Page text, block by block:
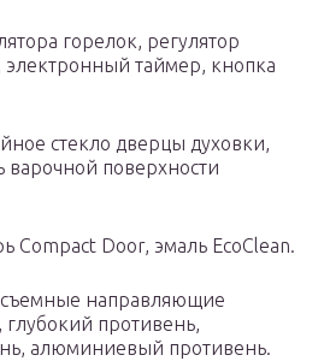
горелок, регулятор
электронный таймер, кнопка
стекло дверцы духовки,
варочной поверхности
Door, эмаль EcoClean.
направляющие
противень,
алюминиевый противень.